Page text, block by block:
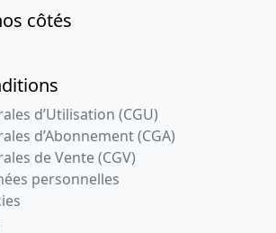
côtés
d’Utilisation (CGU)
d’Abonnement (CGA)
de Vente (CGV)
personnelles